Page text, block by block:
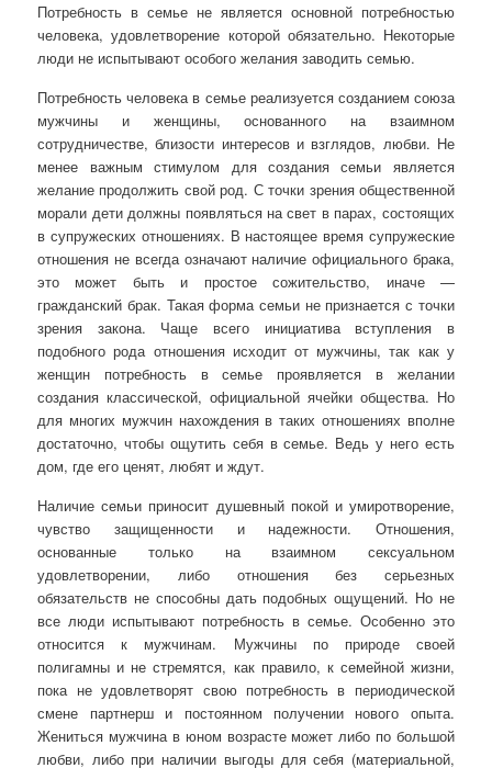
Потребность в семье не является основной потребностью
человека, удовлетворение которой обязательно. Некоторые
люди не испытывают особого желания заводить семью.
Потребность человека в семье реализуется созданием союза
мужчины и женщины, основанного на взаимном
сотрудничестве, близости интересов и взглядов, любви. Не
менее важным стимулом для создания семьи является
желание продолжить свой род. С точки зрения общественной
морали дети должны появляться на свет в парах, состоящих
в супружеских отношениях. В настоящее время супружеские
отношения не всегда означают наличие официального брака,
это может быть и простое сожительство, иначе —
гражданский брак. Такая форма семьи не признается с точки
зрения закона. Чаще всего инициатива вступления в
подобного рода отношения исходит от мужчины, так как у
женщин потребность в семье проявляется в желании
создания классической, официальной ячейки общества. Но
для многих мужчин нахождения в таких отношениях вполне
достаточно, чтобы ощутить себя в семье. Ведь у него есть
дом, где его ценят, любят и ждут.
Наличие семьи приносит душевный покой и умиротворение,
чувство защищенности и надежности. Отношения,
основанные только на взаимном сексуальном
удовлетворении, либо отношения без серьезных
обязательств не способны дать подобных ощущений. Но не
все люди испытывают потребность в семье. Особенно это
относится к мужчинам. Мужчины по природе своей
полигамны и не стремятся, как правило, к семейной жизни,
пока не удовлетворят свою потребность в периодической
смене партнерш и постоянном получении нового опыта.
Жениться мужчина в юном возрасте может либо по большой
любви, либо при наличии выгоды для себя (материальной,